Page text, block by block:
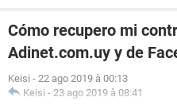
Cómo recupero mi
Adinet.com.uy y de
Keisi - 22 ago 2019 à 00:13
Keisi - 23 ago 2019 à 08:41